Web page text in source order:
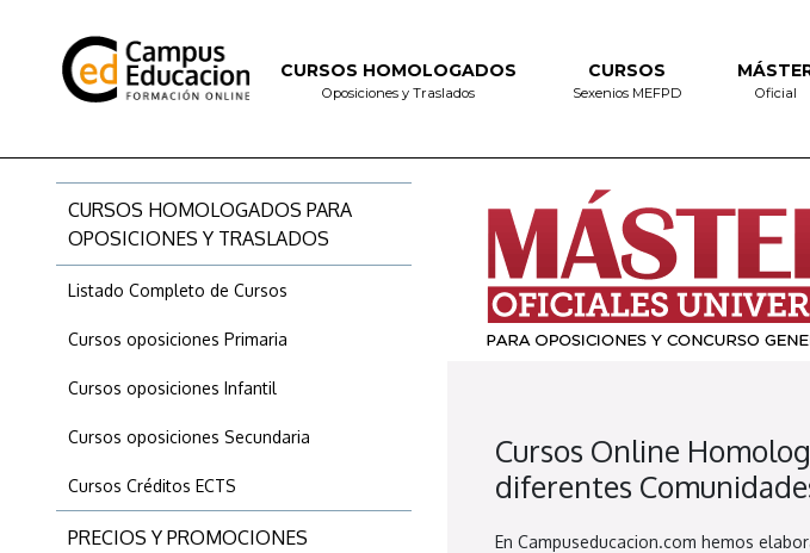
CURSOS HOMOLOGADOS
Oposiciones y Traslados
CURSOS
Sexenios MEFPD Oficial
CURSOS HOMOLOGADOS PARA
OPOSICIONES Y TRASLADOS
Listado Completo de Cursos
Cursos oposiciones Primaria
Cursos oposiciones Infantil
Cursos oposiciones Secundaria
Cursos Créditos ECTS
PRECIOS Y PROMOCIONES
Cursos Online
diferentes
En Campuseducacion.com hemos